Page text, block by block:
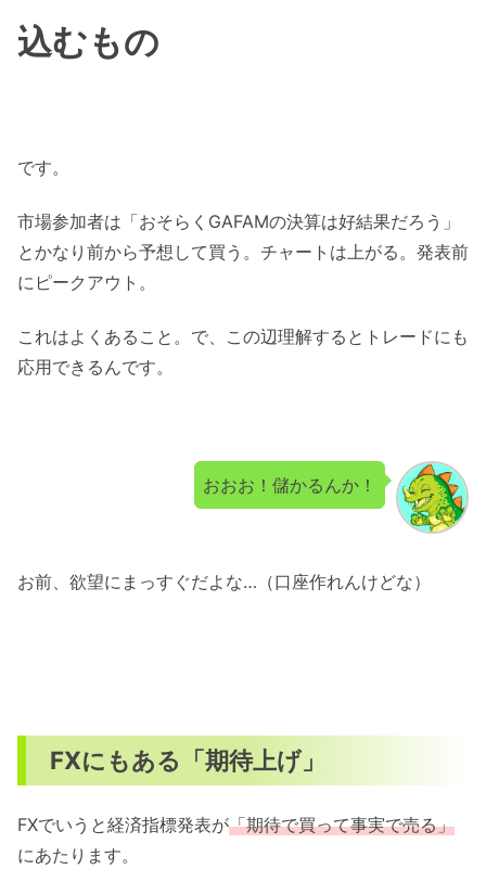
込むもの
です。
市場参加者は「おそらくGAFAMの決算は好結果だろう」
とかなり前から予想して買う。チャートは上がる。発表前
にピークアウト。
これはよくあること。で、この辺理解するとトレードにも
応用できるんです。
おおお！儲かるんか！
お前、欲望にまっすぐだよな…（口座作れんけどな）
FXにもある「期待上げ」
FXでいうと経済指標発表が「期待で買って事実で売る」
にあたります。